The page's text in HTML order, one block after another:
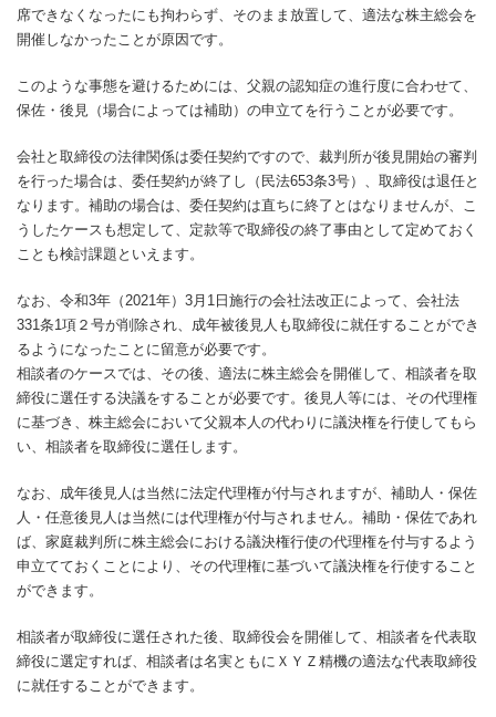
席できなくなったにも拘わらず、そのまま放置して、適法な株主総会を
開催しなかったことが原因です。
このような事態を避けるためには、父親の認知症の進行度に合わせて、
保佐・後見（場合によっては補助）の申立てを行うことが必要です。
会社と取締役の法律関係は委任契約ですので、裁判所が後見開始の審判
を行った場合は、委任契約が終了し（民法653条3号）、取締役は退任と
なります。補助の場合は、委任契約は直ちに終了とはなりませんが、こ
うしたケースも想定して、定款等で取締役の終了事由として定めておく
ことも検討課題といえます。
なお、令和3年（2021年）3月1日施行の会社法改正によって、会社法
331条1項２号が削除され、成年被後見人も取締役に就任することができ
るようになったことに留意が必要です。
相談者のケースでは、その後、適法に株主総会を開催して、相談者を取
締役に選任する決議をすることが必要です。後見人等には、その代理権
に基づき、株主総会において父親本人の代わりに議決権を行使してもら
い、相談者を取締役に選任します。
なお、成年後見人は当然に法定代理権が付与されますが、補助人・保佐
人・任意後見人は当然には代理権が付与されません。補助・保佐であれ
ば、家庭裁判所に株主総会における議決権行使の代理権を付与するよう
申立てておくことにより、その代理権に基づいて議決権を行使すること
ができます。
相談者が取締役に選任された後、取締役会を開催して、相談者を代表取
締役に選定すれば、相談者は名実ともにＸＹＺ精機の適法な代表取締役
に就任することができます。